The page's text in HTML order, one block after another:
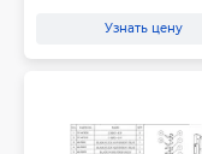
Узнать цену